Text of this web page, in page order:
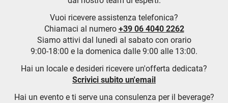
Vuoi ricevere assistenza telefonica?
Chiamaci al numero +39 06 4040 2262
Siamo attivi dal lunedì al sabato con orario
9:00-18:00 e la domenica dalle 9:00 alle 13:00.
Hai un locale e desideri ricevere un'offerta dedicata?
Scrivici subito un'email
Hai un evento e ti serve una consulenza per il beverage?